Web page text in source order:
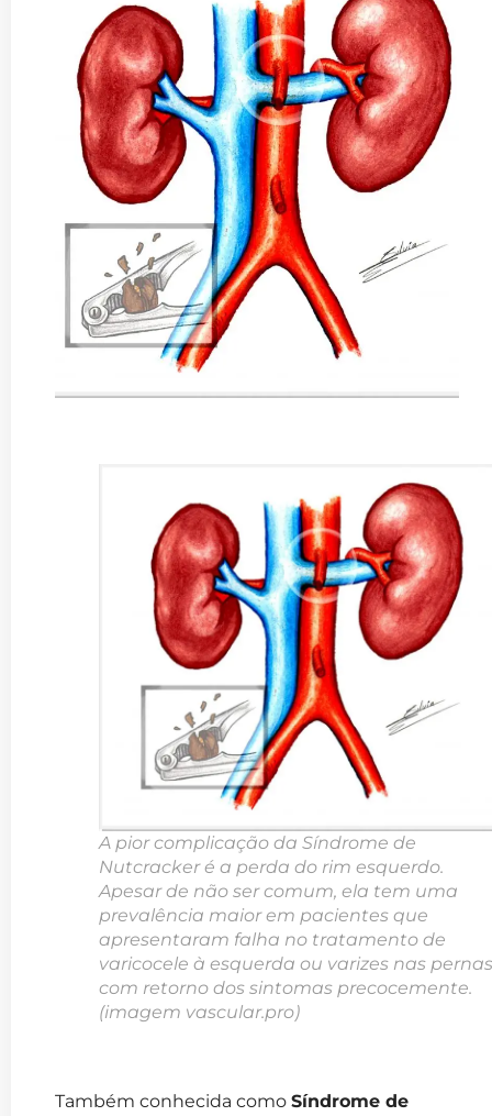
A pior complicação da Síndrome de
Nutcracker é a perda do rim esquerdo.
Apesar de não ser comum, ela tem uma
prevalência maior em pacientes que
apresentaram falha no tratamento de
varicocele à esquerda ou varizes nas
com retorno dos sintomas precocemente.
(imagem vascular.pro)
Também conhecida como Síndrome de